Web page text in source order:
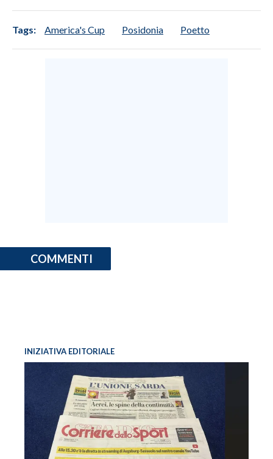
Tags: America's Cup Posidonia Poetto
COMMENTI
INIZIATIVA EDITORIALE